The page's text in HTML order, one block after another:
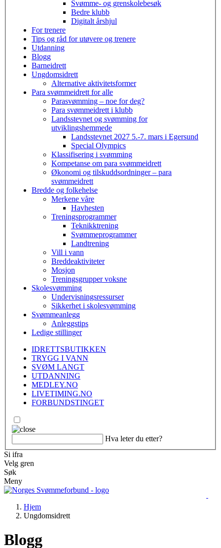
Svømme- og grenskolebesøk
Bedre klubb
Digitalt årshjul
For trenere
Tips og råd for utøvere og trenere
Utdanning
Blogg
Barneidrett
Ungdomsidrett
Alternative aktivitetsformer
Para svømmeidrett for alle
Parasvømming – noe for deg?
Para svømmeidrett i klubb
Landsstevnet og svømming for
utviklingshemmede
Landsstevnet 2027 5.-7. mars i Egersund
Special Olympics
Klassifisering i svømming
Kompetanse om para svømmeidrett
Økonomi og tilskuddsordninger – para
svømmeidrett
Bredde og folkehelse
Merkene våre
Havhesten
Treningsprogrammer
Teknikktrening
Svømmeprogrammer
Landtrening
Vill i vann
Breddeaktiviteter
Mosjon
Treningsgrupper voksne
Skolesvømming
Undervisningsressurser
Sikkerhet i skolesvømming
Svømmeanlegg
Anleggstips
Ledige stillinger
IDRETTSBUTIKKEN
TRYGG I VANN
SVØM LANGT
UTDANNING
MEDLEY.NO
LIVETIMING.NO
FORBUNDSTINGET
Hva leter du etter?
Si ifra
Velg gren
Søk
Meny
Hjem
Ungdomsidrett
Blogg